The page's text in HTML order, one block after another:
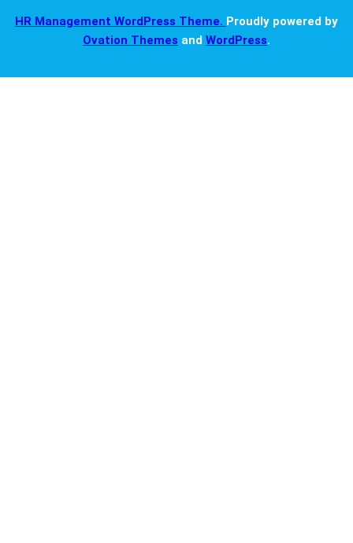
HR Management WordPress Theme. Proudly powered by
Ovation Themes and WordPress.